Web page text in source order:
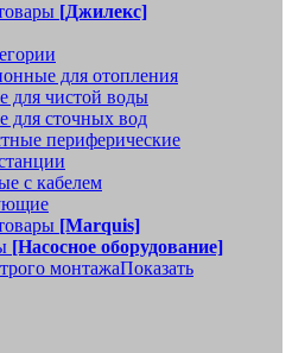
[Джилекс]
для отопления
для чистой воды
для сточных вод
периферические
с кабелем
[Marquis]
[Насосное оборудование]
монтажаПоказать